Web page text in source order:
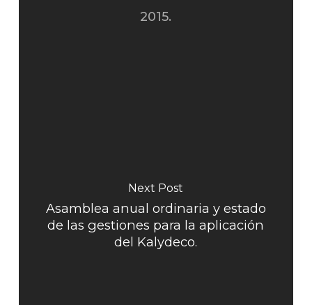
2015.
Next Post
Asamblea anual ordinaria y estado
de las gestiones para la aplicación
del Kalydeco.